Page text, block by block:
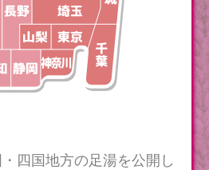
四国地方の足湯を公開し